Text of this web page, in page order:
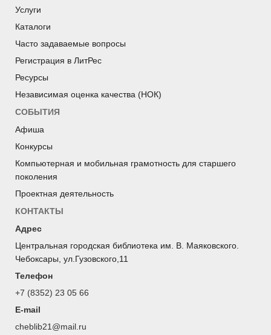
Услуги
Каталоги
Часто задаваемые вопросы
Регистрация в ЛитРес
Ресурсы
Независимая оценка качества (НОК)
СОБЫТИЯ
Афиша
Конкурсы
Компьютерная и мобильная грамотность для старшего
поколения
Проектная деятельность
КОНТАКТЫ
Адрес
Центральная городская библиотека им. В. Маяковского.
Чебоксары, ул.Гузовского,11
Телефон
+7 (8352) 23 05 66
E-mail
cheblib21@mail.ru